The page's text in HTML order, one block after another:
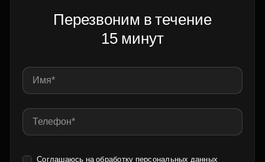
Перезвоним в течение
15 минут
Соглашаюсь на обработку персональных данных